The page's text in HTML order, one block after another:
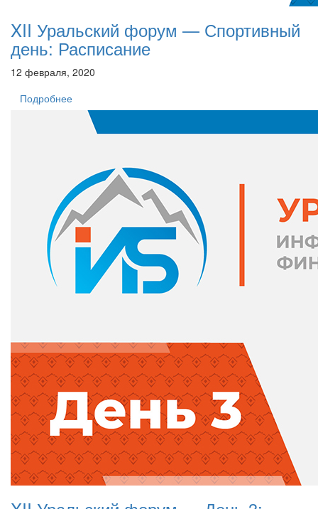
XII Уральский форум — Спортивный
день: Расписание
12 февраля, 2020
Подробнее